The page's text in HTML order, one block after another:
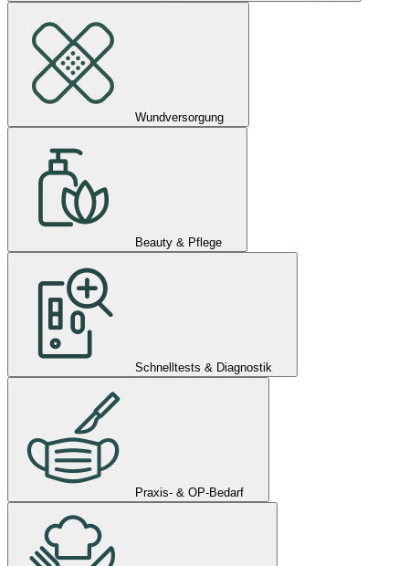
Wundversorgung
Beauty & Pflege
Schnelltests & Diagnostik
Praxis- & OP-Bedarf